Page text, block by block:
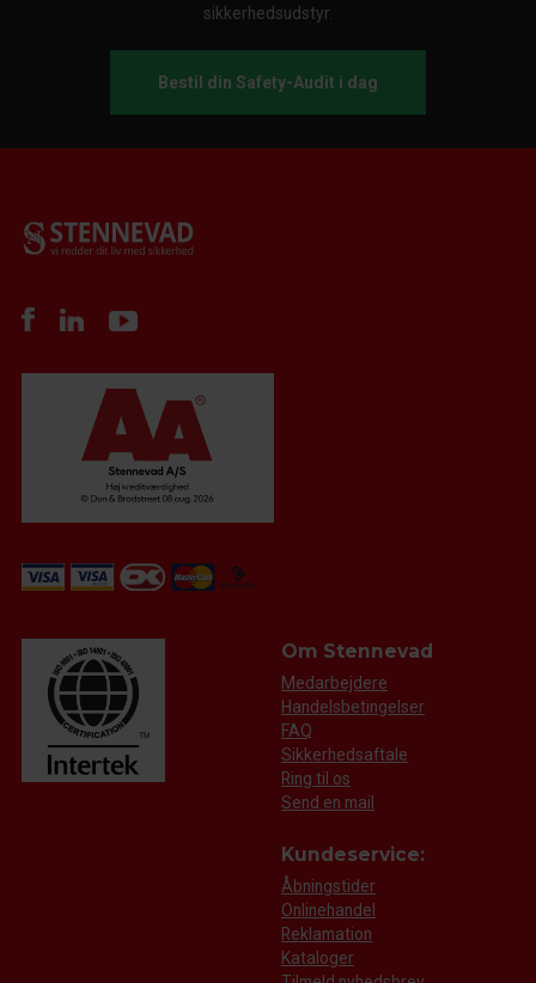
sikkerhedsudstyr.
Bestil din Safety-Audit i dag
Om Stennevad
Medarbejdere
Handelsbetingelser
FAQ
Sikkerhedsaftale
Ring til os
Send en mail
Kundeservice:
Åbningstider
Onlinehandel
Reklamation
Kataloger